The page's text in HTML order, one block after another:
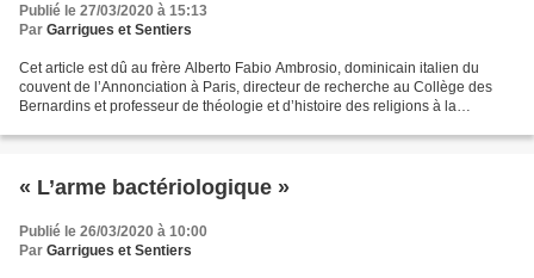
Publié le 27/03/2020 à 15:13
Par Garrigues et Sentiers
Cet article est dû au frère Alberto Fabio Ambrosio, dominicain italien du
couvent de l’Annonciation à Paris, directeur de recherche au Collège des
Bernardins et professeur de théologie et d’histoire des religions à la
« L’arme bactériologique »
Publié le 26/03/2020 à 10:00
Par Garrigues et Sentiers